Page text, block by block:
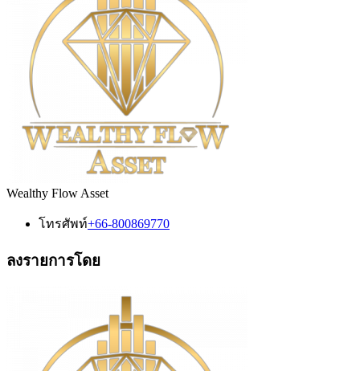
Wealthy Flow Asset
โทรศัพท์+66-800869770
ลงรายการโดย